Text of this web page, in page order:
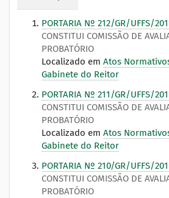
PORTARIA Nº 212/GR/UFFS/
CONSTITUI COMISSÃO DE
PROBATÓRIO
Localizado em Atos
Gabinete do Reitor
PORTARIA Nº 211/GR/UFFS/
CONSTITUI COMISSÃO DE
PROBATÓRIO
Localizado em Atos
Gabinete do Reitor
PORTARIA Nº 210/GR/UFFS/
CONSTITUI COMISSÃO DE
PROBATÓRIO